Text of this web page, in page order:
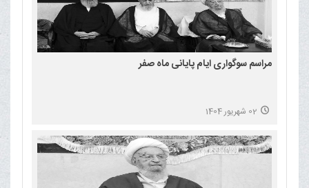
مراسم سوگواری ایام پایانی ماه صفر
02 شهریور 1404